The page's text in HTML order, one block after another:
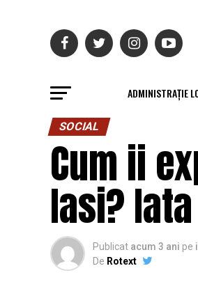
ADMINISTRAȚIE
SOCIAL
Cum ii
Iasi?
Publicat acum 3 ani pe
De Rotext